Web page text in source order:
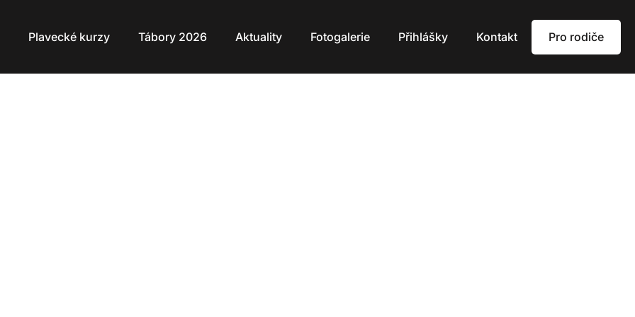
Plavecké kurzy Tábory 2026 Aktuality Fotogalerie Přihlášky Kontakt Pro rodiče